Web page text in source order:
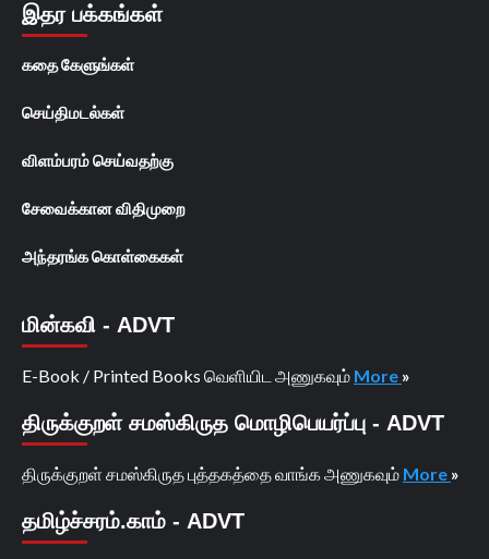
இதர பக்கங்கள்
கதை கேளுங்கள்
செய்திமடல்கள்
விளம்பரம் செய்வதற்கு
சேவைக்கான விதிமுறை
அந்தரங்க கொள்கைகள்
மின்கவி - ADVT
E-Book / Printed Books வெளியிட அணுகவும் More »
திருக்குறள் சமஸ்கிருத மொழிபெயர்ப்பு - ADVT
திருக்குறள் சமஸ்கிருத புத்தகத்தை வாங்க அணுகவும் More »
தமிழ்ச்சரம்.காம் - ADVT